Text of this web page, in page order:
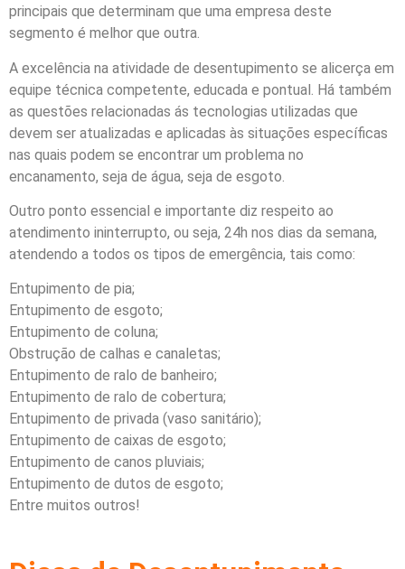
principais que determinam que uma empresa deste
segmento é melhor que outra.
A excelência na atividade de desentupimento se alicerça em
equipe técnica competente, educada e pontual. Há também
as questões relacionadas ás tecnologias utilizadas que
devem ser atualizadas e aplicadas às situações específicas
nas quais podem se encontrar um problema no
encanamento, seja de água, seja de esgoto.
Outro ponto essencial e importante diz respeito ao
atendimento ininterrupto, ou seja, 24h nos dias da semana,
atendendo a todos os tipos de emergência, tais como:
Entupimento de pia;
Entupimento de esgoto;
Entupimento de coluna;
Obstrução de calhas e canaletas;
Entupimento de ralo de banheiro;
Entupimento de ralo de cobertura;
Entupimento de privada (vaso sanitário);
Entupimento de caixas de esgoto;
Entupimento de canos pluviais;
Entupimento de dutos de esgoto;
Entre muitos outros!